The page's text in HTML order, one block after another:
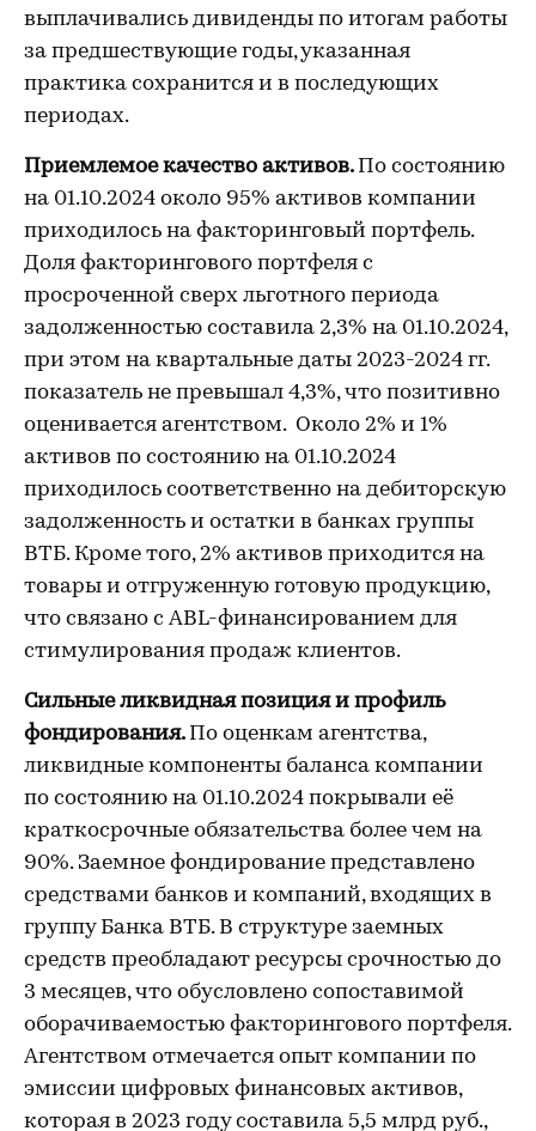
выплачивались дивиденды по итогам работы
за предшествующие годы, указанная
практика сохранится и в последующих
периодах.
Приемлемое качество активов. По состоянию
на 01.10.2024 около 95% активов компании
приходилось на факторинговый портфель.
Доля факторингового портфеля с
просроченной сверх льготного периода
задолженностью составила 2,3% на 01.10.2024,
при этом на квартальные даты 2023-2024 гг.
показатель не превышал 4,3%, что позитивно
оценивается агентством. Около 2% и 1%
активов по состоянию на 01.10.2024
приходилось соответственно на дебиторскую
задолженность и остатки в банках группы
ВТБ. Кроме того, 2% активов приходится на
товары и отгруженную готовую продукцию,
что связано с ABL-финансированием для
стимулирования продаж клиентов.
Сильные ликвидная позиция и профиль
фондирования. По оценкам агентства,
ликвидные компоненты баланса компании
по состоянию на 01.10.2024 покрывали её
краткосрочные обязательства более чем на
90%. Заемное фондирование представлено
средствами банков и компаний, входящих в
группу Банка ВТБ. В структуре заемных
средств преобладают ресурсы срочностью до
3 месяцев, что обусловлено сопоставимой
оборачиваемостью факторингового портфеля.
Агентством отмечается опыт компании по
эмиссии цифровых финансовых активов,
которая в 2023 году составила 5,5 млрд руб.,